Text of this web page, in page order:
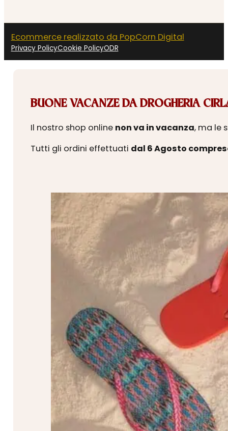
Ecommerce realizzato da PopCorn Digital
Privacy PolicyCookie PolicyODR
BUONE VACANZE DA DROGHERIA
Il nostro shop online non va in vacanza, ma le
Tutti gli ordini effettuati dal 6 Agosto